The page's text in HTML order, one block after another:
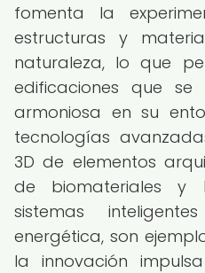
fomenta la
estructuras y
naturaleza, lo que
edificaciones que
armoniosa en su
tecnologías
3D de elementos
de biomateriales y
sistemas
energética, son
la innovación